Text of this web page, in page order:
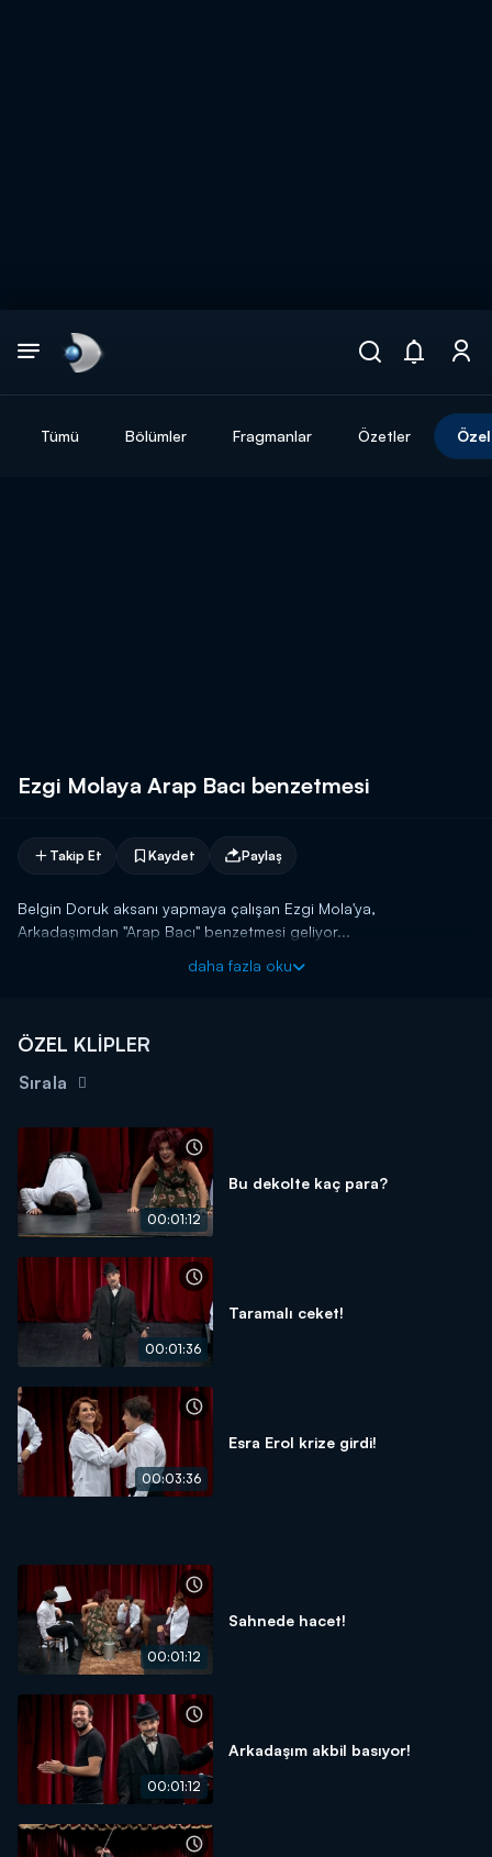
Tümü Bölümler Fragmanlar Özetler
Ezgi Molaya Arap Bacı benzetmesi
Takip Et Kaydet Paylaş
Belgin Doruk aksanı yapmaya çalışan Ezgi Mola'ya,
Arkadaşımdan "Arap Bacı" benzetmesi geliyor...
daha fazla oku
ÖZEL KLİPLER
Sırala
00:01:12
Bu dekolte kaç para?
00:01:36
Taramalı ceket!
00:03:36
Esra Erol krize girdi!
00:01:12
Sahnede hacet!
00:01:12
Arkadaşım akbil basıyor!